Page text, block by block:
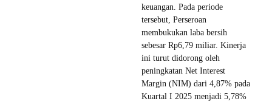
keuangan. Pada periode
tersebut, Perseroan
membukukan laba bersih
sebesar Rp6,79 miliar. Kinerja
ini turut didorong oleh
peningkatan Net Interest
Margin (NIM) dari 4,87% pada
Kuartal I 2025 menjadi 5,78%